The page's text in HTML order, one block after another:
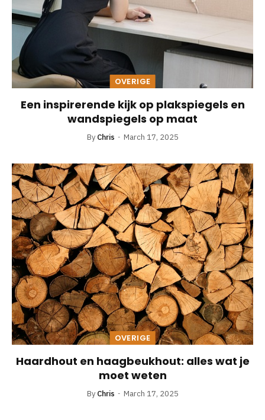
OVERIGE
Een inspirerende kijk op plakspiegels en
wandspiegels op maat
By Chris March 17, 2025
OVERIGE
Haardhout en haagbeukhout: alles wat je
moet weten
By Chris March 17, 2025